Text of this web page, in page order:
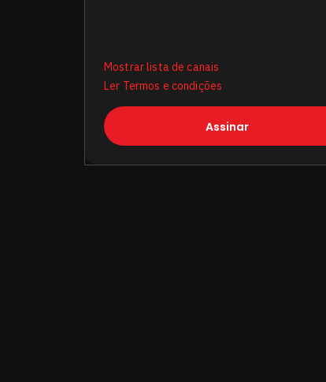
Mostrar lista de canais
Ler Termos e condições
Assinar